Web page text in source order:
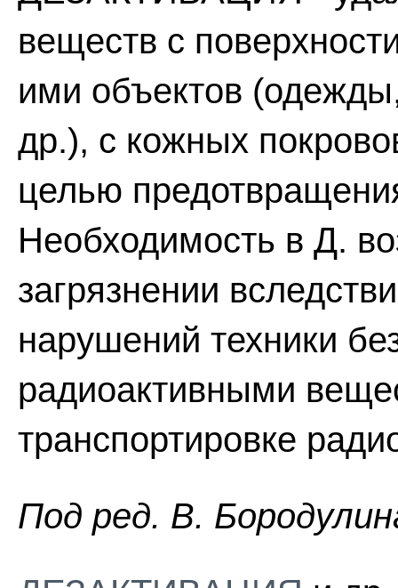
веществ с
ими объектов
др.), с кожных
целью
Необходимость в Д.
загрязнении
нарушений техники
радиоактивными
транспортировке
Пoд peд. B.